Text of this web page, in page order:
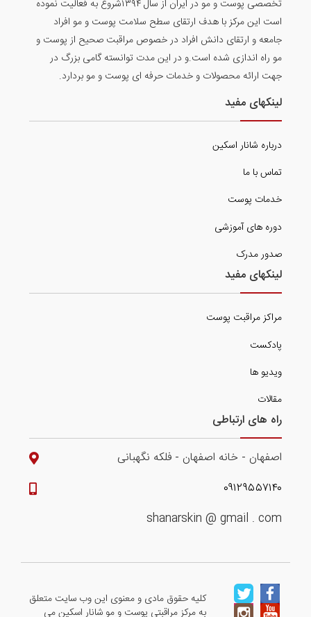
تخصصی پوست و مو در ایران از سال ۱۳۹۴شروع به فعالیت نموده
است این مرکز با هدف ارتقای سطح سلامت پوست و مو افراد
جامعه و ارتقای دانش افراد در خصوص مراقبت صحیح از پوست و
مو راه اندازی شده است.و در این مدت توانسته گامی بزرگ در
جهت ارائه محصولات و خدمات حرفه ای پوست و مو بردارد.
لینکهای مفید
درباره شانار اسکین
تماس با ما
خدمات پوست
دوره های آموزشی
صدور مدرک
لینکهای مفید
مراکز مراقبت پوست
پادکست
ویدیو ها
مقالات
راه های ارتباطی
اصفهان - خانه اصفهان - فلکه نگهبانی
۰۹۱۲۹۵۵۷۱۴۰
shanarskin @ gmail . com
کلیه حقوق مادی و معنوی این وب سایت متعلق
به مرکز مراقبتی پوست و مو شانار اسکین می